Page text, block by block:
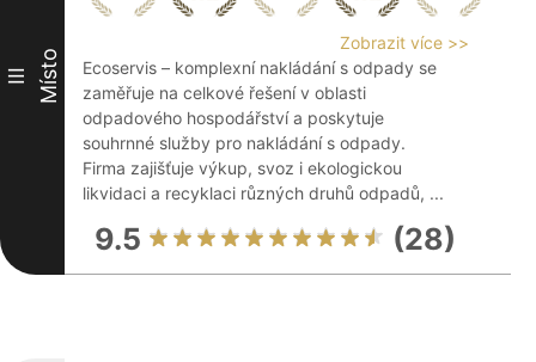
III Místo
Zobrazit více >>
Ecoservis – komplexní nakládání s odpady se
zaměřuje na celkové řešení v oblasti
odpadového hospodářství a poskytuje
souhrnné služby pro nakládání s odpady.
Firma zajišťuje výkup, svoz i ekologickou
likvidaci a recyklaci různých druhů odpadů, ...
9.5 (28)